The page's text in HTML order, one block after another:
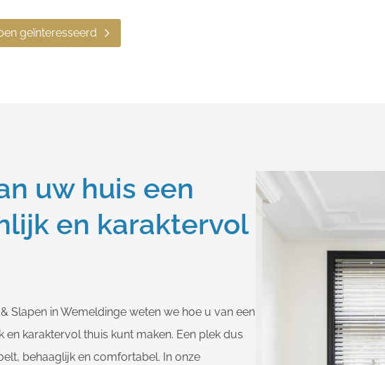
geïnteresseerd
uw huis een
en karaktervol
Slapen in Wemeldinge weten we hoe u van een
en karaktervol thuis kunt maken. Een plek dus
behaaglijk en comfortabel. In onze